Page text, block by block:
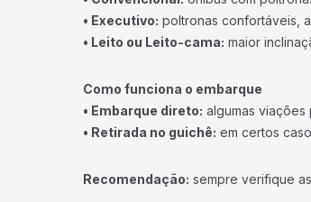
• Executivo: poltronas confortáveis,
• Leito ou Leito-cama: maior
Como funciona o embarque
• Embarque direto: algumas
• Retirada no guichê: em certos
Recomendação: sempre verifique